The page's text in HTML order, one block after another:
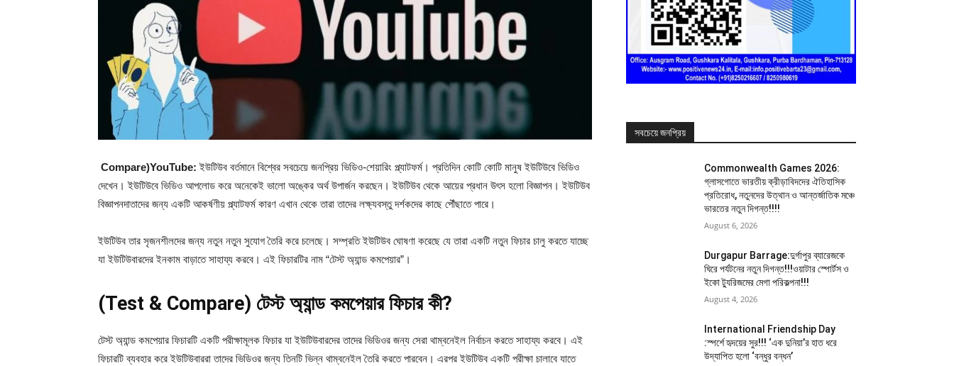
Compare)YouTube: ইউটিউব বর্তমানে বিশ্বের সবচেয়ে জনপ্রিয় ভিডিও-শেয়ারিং প্ল্যাটফর্ম। প্রতিদিন কোটি কোটি মানুষ ইউটিউবে ভিডিও
দেখেন। ইউটিউবে ভিডিও আপলোড করে অনেকেই ভালো অঙ্কের অর্থ উপার্জন করছেন। ইউটিউব থেকে আয়ের প্রধান উৎস হলো বিজ্ঞাপন। ইউটিউব
বিজ্ঞাপনদাতাদের জন্য একটি আকর্ষণীয় প্ল্যাটফর্ম কারণ এখান থেকে তারা তাদের লক্ষ্যবস্তু দর্শকদের কাছে পৌঁছাতে পারে।
ইউটিউব তার সৃজনশীলদের জন্য নতুন নতুন সুযোগ তৈরি করে চলেছে। সম্প্রতি ইউটিউব ঘোষণা করেছে যে তারা একটি নতুন ফিচার চালু করতে যাচ্ছে
যা ইউটিউবারদের ইনকাম বাড়াতে সাহায্য করবে। এই ফিচারটির নাম “টেস্ট অ্যান্ড কমপেয়ার”।
(Test & Compare) টেস্ট অ্যান্ড কমপেয়ার ফিচার কী?
টেস্ট অ্যান্ড কমপেয়ার ফিচারটি একটি পরীক্ষামূলক ফিচার যা ইউটিউবারদের তাদের ভিডিওর জন্য সেরা থাম্বনেইল নির্বাচন করতে সাহায্য করবে। এই
ফিচারটি ব্যবহার করে ইউটিউবাররা তাদের ভিডিওর জন্য তিনটি ভিন্ন থাম্বনেইল তৈরি করতে পারবেন। এরপর ইউটিউব একটি পরীক্ষা চালাবে যাতে
সবচেয়ে জনপ্রিয়
Commonwealth Games 2026:
গ্লাসগোতে ভারতীয় ক্রীড়াবিদদের ঐতিহাসিক
প্রতিরোধ, নতুনদের উত্থান ও আন্তর্জাতিক মঞ্চে
ভারতের নতুন দিগন্ত!!!!
August 6, 2026
Durgapur Barrage:দুর্গাপুর ব্যারেজকে
ঘিরে পর্যটনের নতুন দিগন্ত!!!ওয়াটার স্পোর্টস ও
ইকো ট্যুরিজমের মেগা পরিকল্পনা!!!
August 4, 2026
International Friendship Day
:স্পর্শে হৃদয়ের সুর!!! ‘এক দুনিয়া’র হাত ধরে
উদ্যাপিত হলো ‘বন্ধুর বন্ধন’